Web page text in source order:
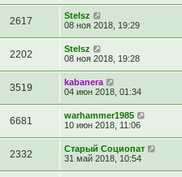
2617
Stelsz
08 ноя 2018, 19:29
2202
Stelsz
08 ноя 2018, 19:28
3519
kabanera
04 июн 2018, 01:34
6681
warhammer1985
10 июн 2018, 11:06
2332
Старый Социопат
31 май 2018, 10:54